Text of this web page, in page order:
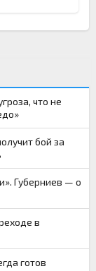
что не
бой за
Губерниев — о
в
готов